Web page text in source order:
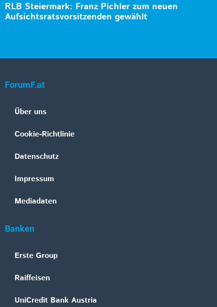
RLB Steiermark: Franz Pichler zum neuen
Aufsichtsratsvorsitzenden gewählt
ForumF.at
Über uns
Cookie-Richtlinie
Datenschutz
Impressum
Mediadaten
Banken
Erste Group
Raiffeisen
UniCredit Bank Austria